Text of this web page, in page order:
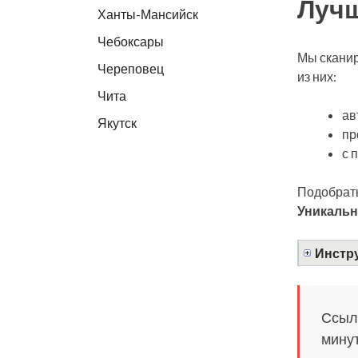
Мы
из них:
с
Ханты-Мансийск
Чебоксары
Череповец
Чита
Якутск